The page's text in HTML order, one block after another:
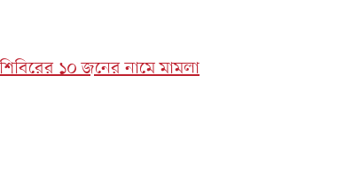
১০ জনের নামে মামলা